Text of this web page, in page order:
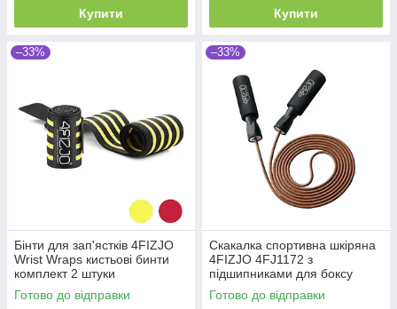
Купити Купити
–33%
Бінти для зап'ястків 4FIZJO
Wrist Wraps кистьові бинти
комплект 2 штуки
Готово до відправки
–33%
Скакалка спортивна шкіряна
4FIZJO 4FJ1172 з
підшипниками для боксу
Готово до відправки